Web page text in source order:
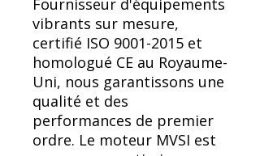
Fournisseur d'équipements
vibrants sur mesure,
certifié ISO 9001-2015 et
homologué CE au Royaume-
Uni, nous garantissons une
qualité et des
performances de premier
ordre. Le moteur MVSI est